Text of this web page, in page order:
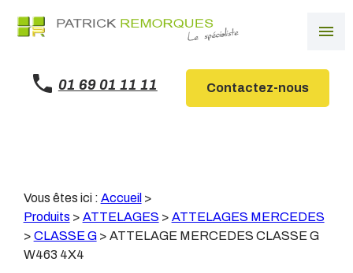
menu
01 69 01 11 11 Contactez-nous
Vous êtes ici : Accueil >
Produits > ATTELAGES > ATTELAGES MERCEDES
> CLASSE G> ATTELAGE MERCEDES CLASSE G
W463 4X4